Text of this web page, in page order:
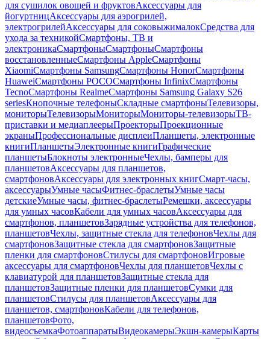
для сушилок овощей и фруктовАксессуары для
йогуртницАксессуары для аэрогрилей,
электрогрилейАксессуары для соковыжималокСредства для
ухода за техникойСмартфоны, ТВ и
электроникаСмартфоныСмартфоныСмартфоны
восстановленныеСмартфоны AppleСмартфоны
XiaomiСмартфоны SamsungСмартфоны HonorСмартфоны
HuaweiСмартфоны POCOСмартфоны InfinixСмартфоны
TecnoСмартфоны RealmeСмартфоны Samsung Galaxy S26
seriesКнопочные телефоныСкладные смартфоныТелевизоры,
мониторыТелевизорыМониторыМониторы-телевизорыТВ-
приставки и медиаплеерыПроекторыПроекционные
экраныПрофессиональные дисплеиПланшеты, электронные
книгиПланшетыЭлектронные книгиГрафические
планшетыБлокноты электронныеЧехлы, бамперы для
планшетовАксессуары для планшетов,
смартфоновАксессуары для электронных книгСмарт-часы,
аксессуарыУмные часыФитнес-браслетыУмные часы
детскиеУмные часы, фитнес-браслетыРемешки, аксессуары
для умных часовКабели для умных часовАксессуары для
смартфонов, планшетовЗарядные устройства для телефонов,
планшетовЧехлы, защитные стекла для телефоновЧехлы для
смартфоновЗащитные стекла для смартфоновЗащитные
пленки для смартфоновСтилусы для смартфоновИгровые
аксессуары для смартфоновЧехлы для планшетовЧехлы с
клавиатурой для планшетовЗащитные стекла для
планшетовЗащитные пленки для планшетовСумки для
планшетовСтилусы для планшетовАксессуары для
планшетов, смартфоновКабели для телефонов,
планшетовФото,
видеосъемкаФотоаппаратыВидеокамерыЭкшн-камерыКарты